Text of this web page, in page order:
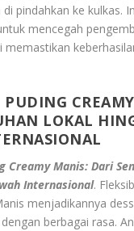
pindahkan ke kulkas.
mencegah
memastikan
PUDING
LOKAL
Creamy Manis: Dari
Internasional.
menjadikannya
berbagai rasa.